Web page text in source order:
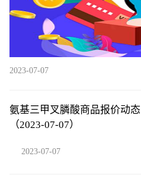
2023-07-07
氨基三甲叉膦酸商品报价动态
（2023-07-07）
2023-07-07